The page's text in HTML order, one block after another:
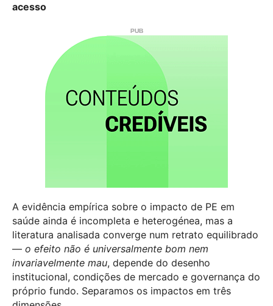
acesso
A evidência empírica sobre o impacto de PE em
saúde ainda é incompleta e heterogénea, mas a
literatura analisada converge num retrato equilibrado
— o efeito não é universalmente bom nem
invariavelmente mau, depende do desenho
institucional, condições de mercado e governança do
próprio fundo. Separamos os impactos em três